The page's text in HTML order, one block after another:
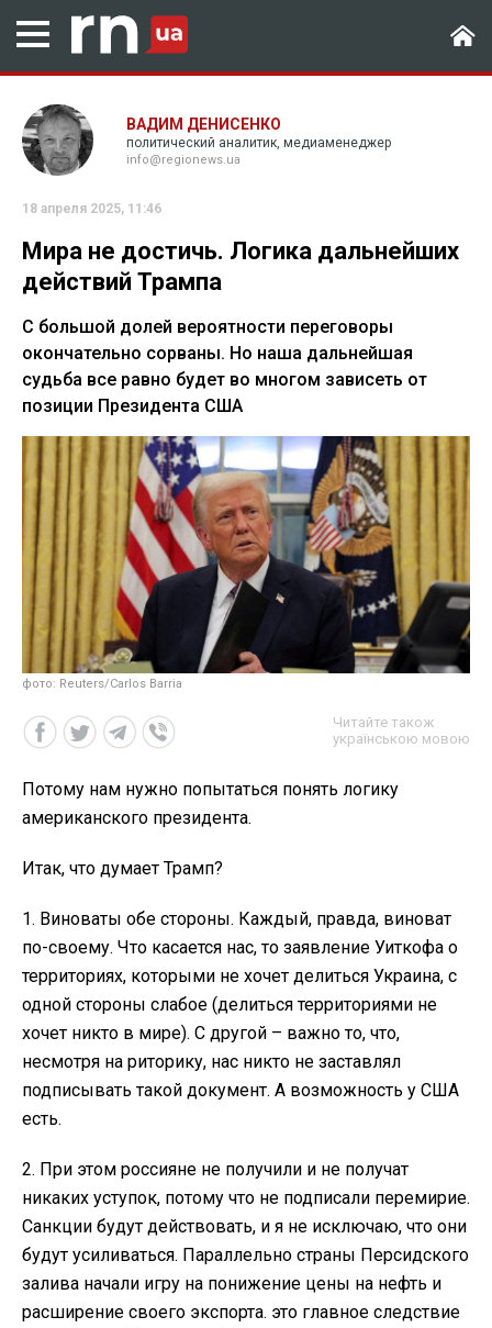
ВАДИМ ДЕНИСЕНКО
политический аналитик, медиаменеджер
info@regionews.ua
18 апреля 2025, 11:46
Мира не достичь. Логика дальнейших
действий Трампа
С большой долей вероятности переговоры
окончательно сорваны. Но наша дальнейшая
судьба все равно будет во многом зависеть от
позиции Президента США
фото: Reuters/Carlos Barria
Читайте також
українською мовою
Потому нам нужно попытаться понять логику
американского президента.
Итак, что думает Трамп?
1. Виноваты обе стороны. Каждый, правда, виноват
по-своему. Что касается нас, то заявление Уиткофа о
территориях, которыми не хочет делиться Украина, с
одной стороны слабое (делиться территориями не
хочет никто в мире). С другой – важно то, что,
несмотря на риторику, нас никто не заставлял
подписывать такой документ. А возможность у США
есть.
2. При этом россияне не получили и не получат
никаких уступок, потому что не подписали перемирие.
Санкции будут действовать, и я не исключаю, что они
будут усиливаться. Параллельно страны Персидского
залива начали игру на понижение цены на нефть и
расширение своего экспорта. это главное следствие